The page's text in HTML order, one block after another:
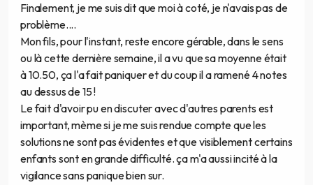
Finalement, je me suis dit que moi à coté, je n'avais pas de
problème....
Mon fils, pour l'instant, reste encore gérable, dans le sens
ou là cette dernière semaine, il a vu que sa moyenne était
à 10.50, ça l'a fait paniquer et du coup il a ramené 4 notes
au dessus de 15 !
Le fait d'avoir pu en discuter avec d'autres parents est
important, mème si je me suis rendue compte que les
solutions ne sont pas évidentes et que visiblement certains
enfants sont en grande difficulté. ça m'a aussi incité à la
vigilance sans panique bien sur.